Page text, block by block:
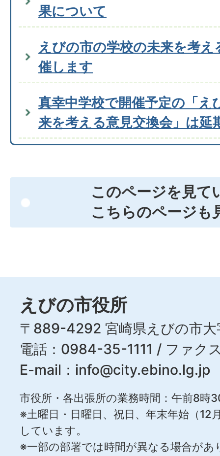
果について
えびの市の学校の未来を考え
催します
真幸中学校で開催予定の「え
来を考える意見交換会」は延
このページを見て
こちらのページも
えびの市役所
〒889-4292 宮崎県えびの市大
電話：0984-35-1111 / ファ
E-mail： info@city.ebino.lg.jp
市役所・各出張所の業務時間：午前8時
※土曜日・日曜日、祝日、年末年始（12
しています。
※一部の部署では時間が異なる場合が